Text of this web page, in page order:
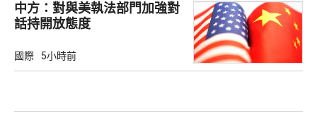
中方：對與美執法部門加強對
話持開放態度
國際 5小時前